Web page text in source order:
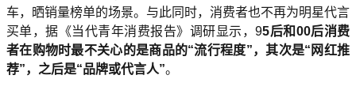
车，晒销量榜单的场景。与此同时，消费者也不再为明星代言
买单，据《当代青年消费报告》调研显示，95后和00后消费
者在购物时最不关心的是商品的“流行程度”，其次是“网红推
荐”，之后是“品牌或代言人”。